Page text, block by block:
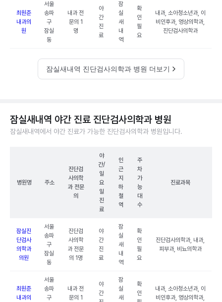
최원준
내과의
원
서울
송파
구
잠실
동
내과 전
문의 1
명
야
간
진
료
잠
실
새
내
역
확
인
필
요
내과, 소아청소년과, 이
비인후과, 영상의학과,
진단검사의학과
잠실새내역 진단검사의학과 병원 더보기
잠실새내역 야간 진료 진단검사의학과 병원
잠실새내역에서 야간 진료가 가능한 진단검사의학과 병원입니다.
병원명 주소
진단검
사의학
과 전문
의
야
간/
일
요
일
진
료
인
근
지
하
철
역
주
차
가
능
대
수
진료과목
잠실진
단검사
의학과
의원
서울
송파
구
잠실
동
진단검
사의학
과 전문
의 1명
야
간
진
료
잠
실
새
내
역
확
인
필
요
진단검사의학과, 내과,
피부과, 비뇨의학과
최원준
내과의
서울
송파
구
내과 전
문의 1
야
간
잠
실
새
확
인
내과, 소아청소년과, 이
비인후과, 영상의학과,